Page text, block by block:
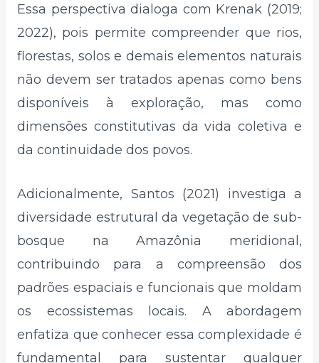
Essa perspectiva dialoga com Krenak (2019;
2022), pois permite compreender que rios,
florestas, solos e demais elementos naturais
não devem ser tratados apenas como bens
disponíveis à exploração, mas como
dimensões constitutivas da vida coletiva e
da continuidade dos povos.
Adicionalmente, Santos (2021) investiga a
diversidade estrutural da vegetação de sub-
bosque na Amazônia meridional,
contribuindo para a compreensão dos
padrões espaciais e funcionais que moldam
os ecossistemas locais. A abordagem
enfatiza que conhecer essa complexidade é
fundamental para sustentar qualquer